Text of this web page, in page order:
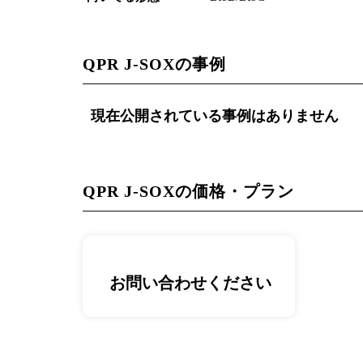
QPR J-SOXの事例
現在公開されている事例はありません
QPR J-SOXの価格・プラン
お問い合わせください